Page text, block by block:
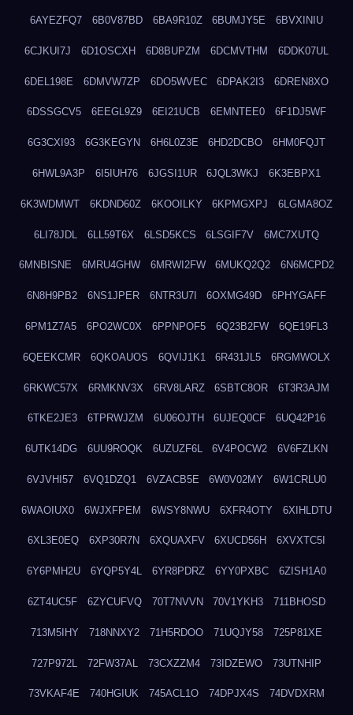
6AYEZFQ7 6B0V87BD 6BA9R10Z 6BUMJY5E 6BVXINIU
6CJKUI7J 6D1OSCXH 6D8BUPZM 6DCMVTHM 6DDK07UL
6DEL198E 6DMVW7ZP 6DO5WVEC 6DPAK2I3 6DREN8XO
6DSSGCV5 6EEGL9Z9 6EI21UCB 6EMNTEE0 6F1DJ5WF
6G3CXI93 6G3KEGYN 6H6L0Z3E 6HD2DCBO 6HM0FQJT
6HWL9A3P 6I5IUH76 6JGSI1UR 6JQL3WKJ 6K3EBPX1
6K3WDMWT 6KDND60Z 6KOOILKY 6KPMGXPJ 6LGMA8OZ
6LI78JDL 6LL59T6X 6LSD5KCS 6LSGIF7V 6MC7XUTQ
6MNBISNE 6MRU4GHW 6MRWI2FW 6MUKQ2Q2 6N6MCPD2
6N8H9PB2 6NS1JPER 6NTR3U7I 6OXMG49D 6PHYGAFF
6PM1Z7A5 6PO2WC0X 6PPNPOF5 6Q23B2FW 6QE19FL3
6QEEKCMR 6QKOAUOS 6QVIJ1K1 6R431JL5 6RGMWOLX
6RKWC57X 6RMKNV3X 6RV8LARZ 6SBTC8OR 6T3R3AJM
6TKE2JE3 6TPRWJZM 6U06OJTH 6UJEQ0CF 6UQ42P16
6UTK14DG 6UU9ROQK 6UZUZF6L 6V4POCW2 6V6FZLKN
6VJVHI57 6VQ1DZQ1 6VZACB5E 6W0V02MY 6W1CRLU0
6WAOIUX0 6WJXFPEM 6WSY8NWU 6XFR4OTY 6XIHLDTU
6XL3E0EQ 6XP30R7N 6XQUAXFV 6XUCD56H 6XVXTC5I
6Y6PMH2U 6YQP5Y4L 6YR8PDRZ 6YY0PXBC 6ZISH1A0
6ZT4UC5F 6ZYCUFVQ 70T7NVVN 70V1YKH3 711BHOSD
713M5IHY 718NNXY2 71H5RDOO 71UQJY58 725P81XE
727P972L 72FW37AL 73CXZZM4 73IDZEWO 73UTNHIP
73VKAF4E 740HGIUK 745ACL1O 74DPJX4S 74DVDXRM